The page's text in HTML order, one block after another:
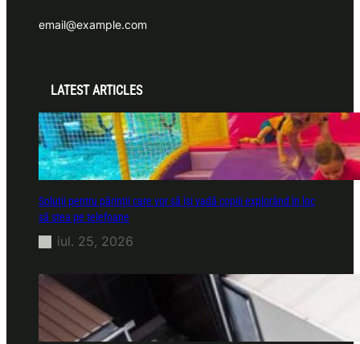
email@example.com
LATEST ARTICLES
Soluții pentru părinții care vor să își vadă copiii explorând în loc
să stea pe telefoane
iul. 25, 2026